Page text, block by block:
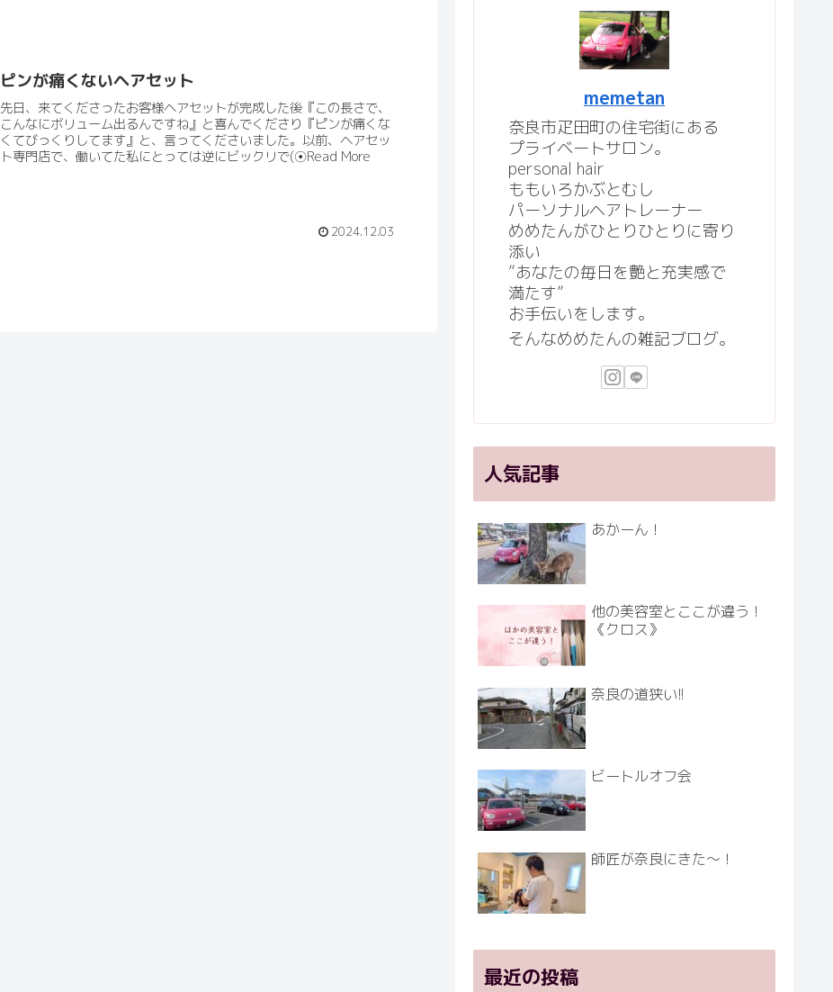
ピンが痛くないヘアセット
先日、来てくださったお客様ヘアセットが完成した後『この長さで、
こんなにボリューム出るんですね』と喜んでくださり『ピンが痛くな
くてびっくりしてます』と、言ってくださいました。以前、ヘアセッ
ト専門店で、働いてた私にとっては逆にビックリで(⁠☉⁠Read More
2024.12.03
memetan
奈良市疋田町の住宅街にある
プライベートサロン。
personal hair
ももいろかぶとむし
パーソナルヘアトレーナー
めめたんがひとりひとりに寄り
添い
”あなたの毎日を艶と充実感で
満たす”
お手伝いをします。
そんなめめたんの雑記ブログ。
人気記事
あかーん！
他の美容室とここが違う！
《クロス》
奈良の道狭い!!
ビートルオフ会
師匠が奈良にきた～！
最近の投稿